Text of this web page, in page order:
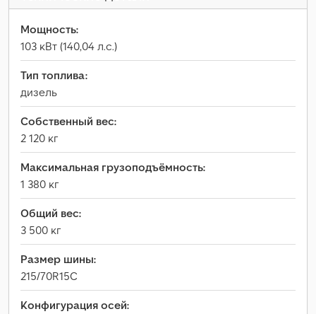
Мощность:
103 кВт (140,04 л.с.)
Тип топлива:
дизель
Собственный вес:
2 120 кг
Максимальная грузоподъёмность:
1 380 кг
Общий вес:
3 500 кг
Размер шины:
215/70R15C
Конфигурация осей: